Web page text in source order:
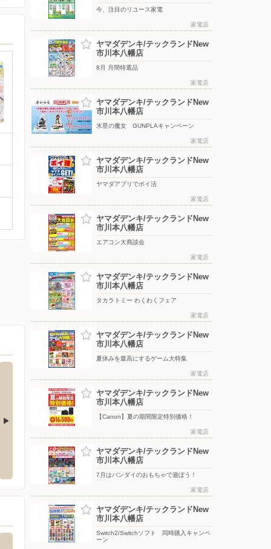
イサイド新浦安
の出4-1-8
マルエツ/東中山店
〒273-0036 千葉県船橋市東中山1-24-11
今、注目のリユース家電
家電店
ヤマダデンキ/テックランドNew
市川本八幡店
8月 月間特選品
家電店
ヤマダデンキ/テックランドNew
市川本八幡店
水星の魔女 GUNPLAキャンペーン
家電店
ヤマダデンキ/テックランドNew
市川本八幡店
ヤマダアプリでポイ活
家電店
ヤマダデンキ/テックランドNew
市川本八幡店
エアコン大商談会
家電店
ヤマダデンキ/テックランドNew
市川本八幡店
タカラトミー わくわくフェア
家電店
ヤマダデンキ/テックランドNew
市川本八幡店
夏休みを最高にするゲーム大特集
家電店
ヤマダデンキ/テックランドNew
市川本八幡店
【Canon】夏の期間限定特別価格！
家電店
ヤマダデンキ/テックランドNew
市川本八幡店
7月はバンダイのおもちゃで遊ぼう！
家電店
ヤマダデンキ/テックランドNew
市川本八幡店
Switch2/Switchソフト 同時購入キャンペ
ーン